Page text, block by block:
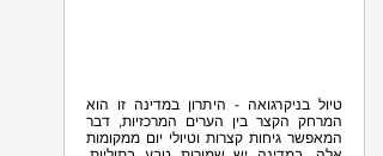
טיול בניקרגואה - היתרון במדינה זו הוא
המרחק הקצר בין הערים המרכזיות, דבר
המאפשר גיחות קצרות וטיולי יום ממקומות